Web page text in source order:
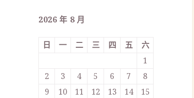
2026 年 8 月
日 一 二 三 四 五
六
1
2
3 4 5 6 7
8
9
10 11 12 13 14
15